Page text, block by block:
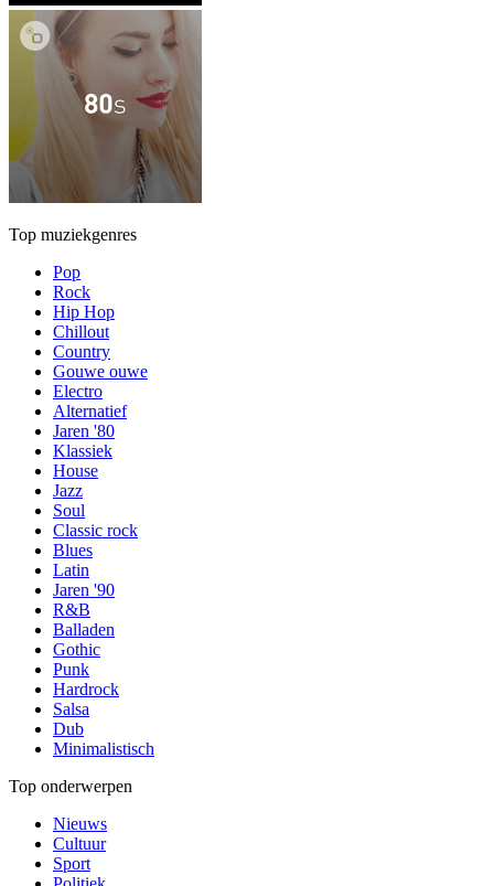
Top muziekgenres
Pop
Rock
Hip Hop
Chillout
Country
Gouwe ouwe
Electro
Alternatief
Jaren '80
Klassiek
House
Jazz
Soul
Classic rock
Blues
Latin
Jaren '90
R&B
Balladen
Gothic
Punk
Hardrock
Salsa
Dub
Minimalistisch
Top onderwerpen
Nieuws
Cultuur
Sport